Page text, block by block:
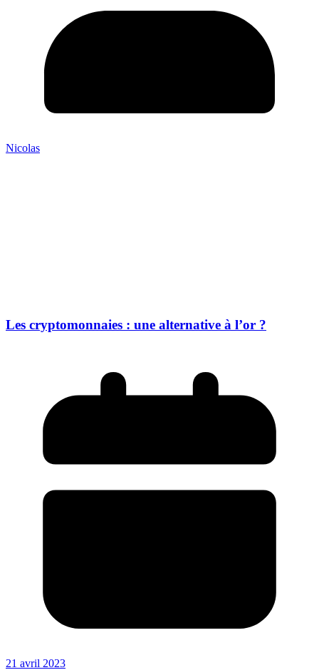
Nicolas
Les cryptomonnaies : une alternative à l’or ?
21 avril 2023